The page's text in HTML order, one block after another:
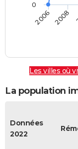
2006 2008
0
Les villes où
La population
Données
2022